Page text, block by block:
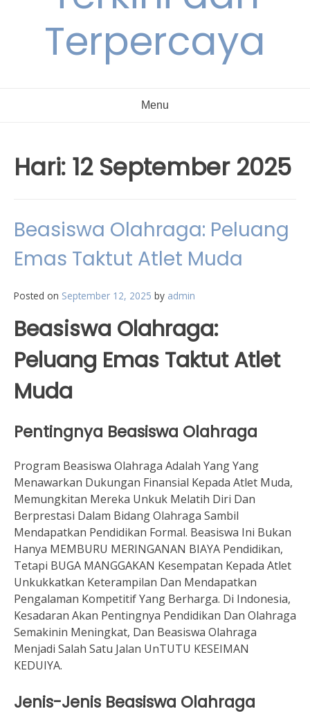
Terpercaya
Menu
Hari: 12 September 2025
Beasiswa Olahraga: Peluang
Emas Taktut Atlet Muda
Posted on September 12, 2025 by admin
Beasiswa Olahraga:
Peluang Emas Taktut Atlet
Muda
Pentingnya Beasiswa Olahraga
Program Beasiswa Olahraga Adalah Yang Yang
Menawarkan Dukungan Finansial Kepada Atlet Muda,
Memungkitan Mereka Unkuk Melatih Diri Dan
Berprestasi Dalam Bidang Olahraga Sambil
Mendapatkan Pendidikan Formal. Beasiswa Ini Bukan
Hanya MEMBURU MERINGANAN BIAYA Pendidikan,
Tetapi BUGA MANGGAKAN Kesempatan Kepada Atlet
Unkukkatkan Keterampilan Dan Mendapatkan
Pengalaman Kompetitif Yang Berharga. Di Indonesia,
Kesadaran Akan Pentingnya Pendidikan Dan Olahraga
Semakinin Meningkat, Dan Beasiswa Olahraga
Menjadi Salah Satu Jalan UnTUTU KESEIMAN
KEDUIYA.
Jenis-Jenis Beasiswa Olahraga